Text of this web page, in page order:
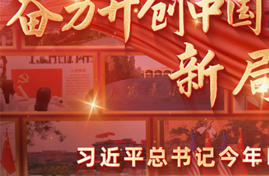
体育 直播 竞猜 2026年世界杯 2026年冬奥
VIP会员 CCTV奥林匹克频道 生活体育大会
财经 教育 乡村振兴 生态环境 一带一路
大国智造 大国展会 大国保险 云顶对话 云
CCTV.节目官网 直播 节目单 栏目 片库